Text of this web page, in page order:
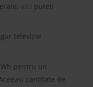
aici puteti
televizor
pentru un
cantitate de